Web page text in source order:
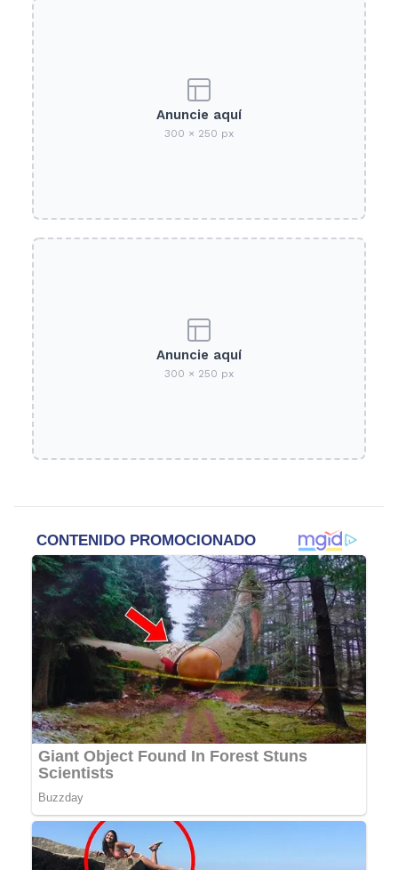
Anuncie aquí
300 × 250 px
Anuncie aquí
300 × 250 px